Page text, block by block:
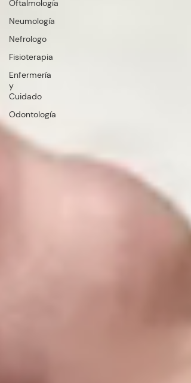
Oftalmología
Neumología
Nefrologo
Fisioterapia
Enfermería
y
Cuidado
Odontología